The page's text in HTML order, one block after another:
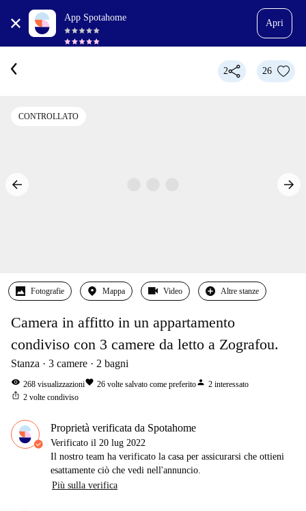
App Spotahome
Apri
2 26
CONTROLLATO
Fotografie Mappa Video Altre stanze
Camera in affitto in un appartamento
condiviso con 3 camere da letto a Zografou.
Stanza 3 camere 2 bagni
visibility 268 visualizzazionifavorite 26 volte salvato come preferitoperson 2 interessato
ios_share 2 volte condiviso
Proprietà verificata da Spotahome
Verificato il 20 lug 2022
Il nostro team ha verificato la casa per assicurarsi che ottieni
esattamente ciò che vedi nell'annuncio.
Più sulla verifica